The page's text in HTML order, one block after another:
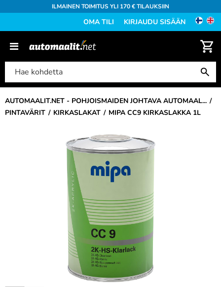
ILMAINEN TOIMITUS YLI 170 € TILAUKSIIN
OMA TILI KIRJAUDU SISÄÄN
AUTOMAALIT.NET - POHJOISMAIDEN JOHTAVA AUTOMAAL...
PINTAVÄRIT
KIRKASLAKAT MIPA CC9 KIRKASLAKKA 1L